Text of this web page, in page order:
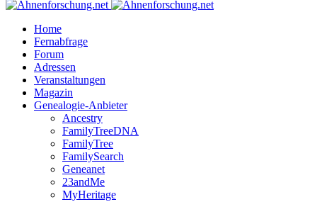
Home
Fernabfrage
Forum
Adressen
Veranstaltungen
Magazin
Genealogie-Anbieter
Ancestry
FamilyTreeDNA
FamilyTree
FamilySearch
Geneanet
23andMe
MyHeritage